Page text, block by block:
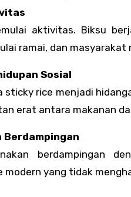
aktivitas. Biksu
ramai, dan
Sosial
rice menjadi
erat antara makanan
Berdampingan
berdampingan
yang tidak